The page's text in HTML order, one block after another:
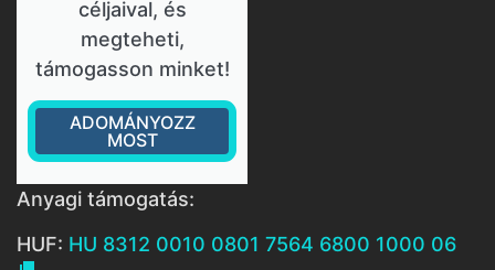
céljaival, és
megteheti,
támogasson minket!
ADOMÁNYOZZ
MOST
Anyagi támogatás:
HUF: HU 8312 0010 0801 7564 6800 1000 06